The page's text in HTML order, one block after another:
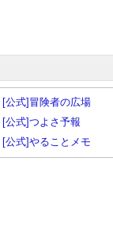
[公式]冒険者の広場
[公式]つよさ予報
[公式]やることメモ